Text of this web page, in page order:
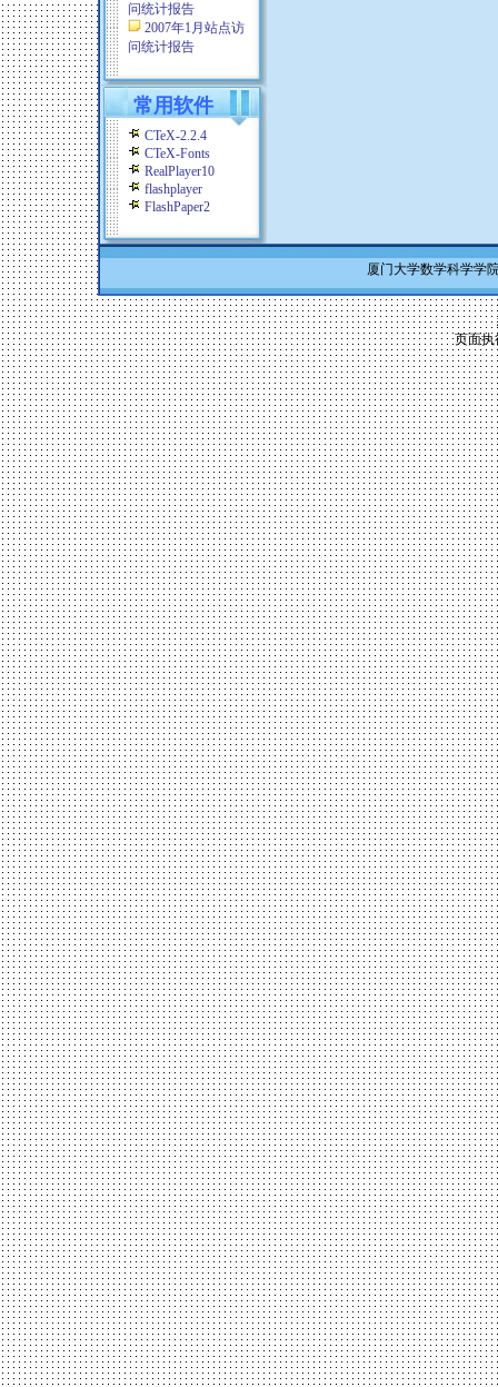
问统计报告
2007年1月站点访
问统计报告
常用软件
CTeX-2.2.4
CTeX-Fonts
RealPlayer10
flashplayer
FlashPaper2
厦门大学数学科学学
页面执